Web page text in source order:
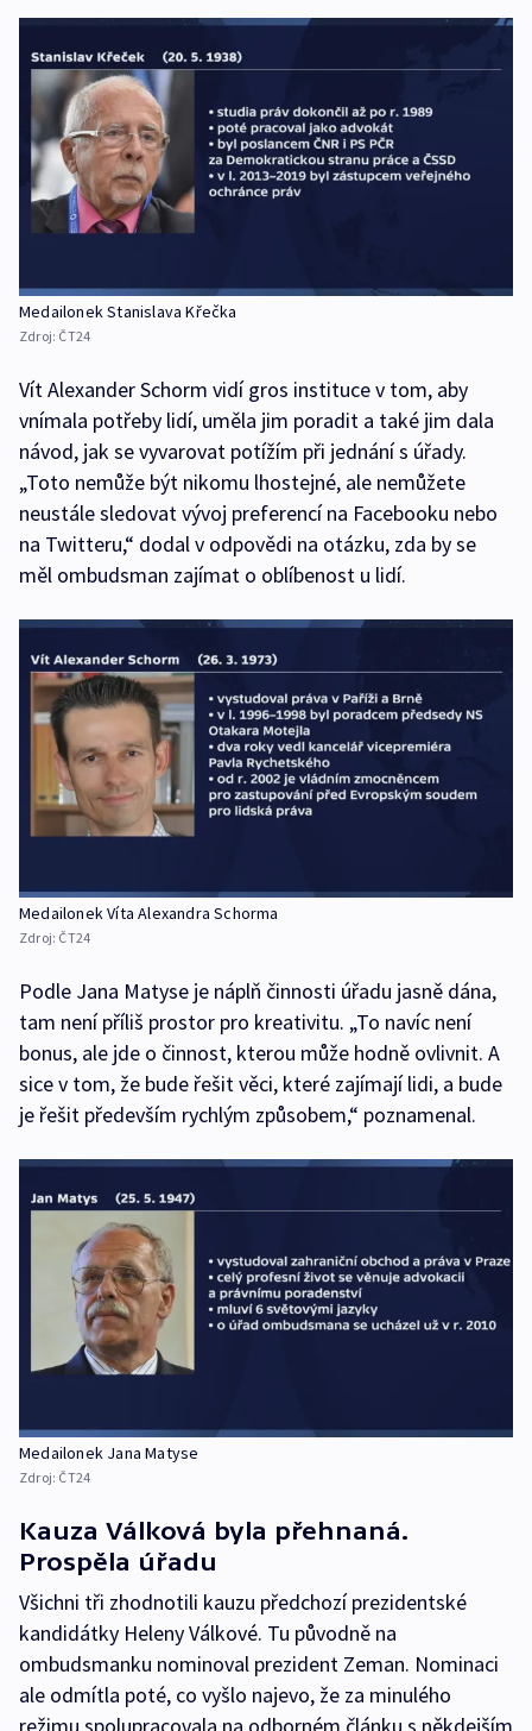
Medailonek Stanislava Křečka
Zdroj: ČT24
Vít Alexander Schorm vidí gros instituce v tom, aby
vnímala potřeby lidí, uměla jim poradit a také jim dala
návod, jak se vyvarovat potížím při jednání s úřady.
„Toto nemůže být nikomu lhostejné, ale nemůžete
neustále sledovat vývoj preferencí na Facebooku nebo
na Twitteru,“ dodal v odpovědi na otázku, zda by se
měl ombudsman zajímat o oblíbenost u lidí.
Medailonek Víta Alexandra Schorma
Zdroj: ČT24
Podle Jana Matyse je náplň činnosti úřadu jasně dána,
tam není příliš prostor pro kreativitu. „To navíc není
bonus, ale jde o činnost, kterou může hodně ovlivnit. A
sice v tom, že bude řešit věci, které zajímají lidi, a bude
je řešit především rychlým způsobem,“ poznamenal.
Medailonek Jana Matyse
Zdroj: ČT24
Kauza Válková byla přehnaná.
Prospěla úřadu
Všichni tři zhodnotili kauzu předchozí prezidentské
kandidátky Heleny Válkové. Tu původně na
ombudsmanku nominoval prezident Zeman. Nominaci
ale odmítla poté, co vyšlo najevo, že za minulého